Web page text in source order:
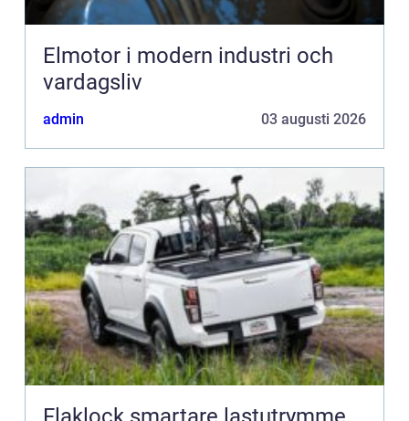
Elmotor i modern industri och
vardagsliv
admin 03 augusti 2026